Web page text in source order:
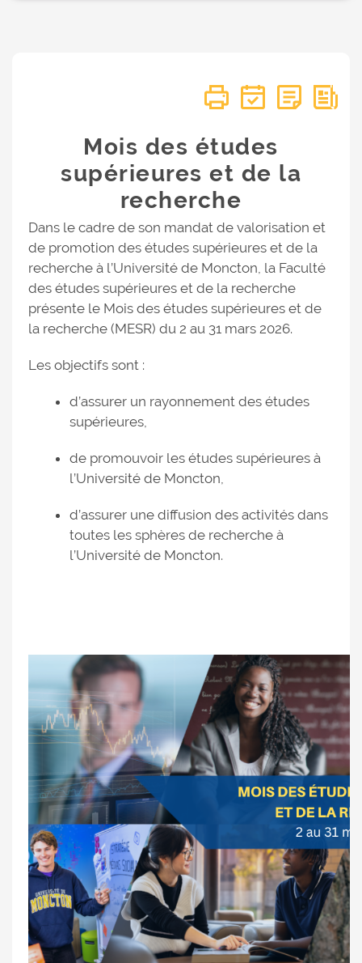
Mois des études
supérieures et de la
recherche
Dans le cadre de son mandat de valorisation et
de promotion des études supérieures et de la
recherche à l’Université de Moncton, la Faculté
des études supérieures et de la recherche
présente le Mois des études supérieures et de
la recherche (MESR) du 2 au 31 mars 2026.
Les objectifs sont :
d’assurer un rayonnement des études
supérieures,
de promouvoir les études supérieures à
l’Université de Moncton,
d’assurer une diffusion des activités dans
toutes les sphères de recherche à
l’Université de Moncton.